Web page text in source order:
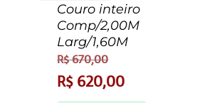
Couro inteiro
Comp/2,00M
Larg/1,60M
R$670,00
R$620,00